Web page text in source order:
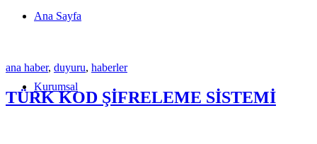
Ana Sayfa
Kurumsal
ana haber, duyuru, haberler
TÜRK KOD ŞİFRELEME SİSTEMİ